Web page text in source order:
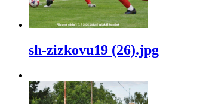
sh-zizkovu19 (26).jpg